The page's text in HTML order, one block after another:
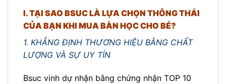
I. TẠI SAO BSUC LÀ LỰA CHỌN THÔNG THÁI
CỦA BẠN KHI MUA BÀN HỌC CHO BÉ?
1. KHẲNG ĐỊNH THƯƠNG HIỆU BẰNG CHẤT
LƯỢNG VÀ SỰ UY TÍN
Bsuc vinh dự nhận bằng chứng nhận TOP 10